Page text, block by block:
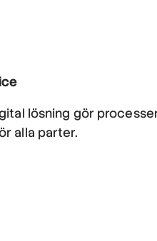
lösning gör
alla parter.